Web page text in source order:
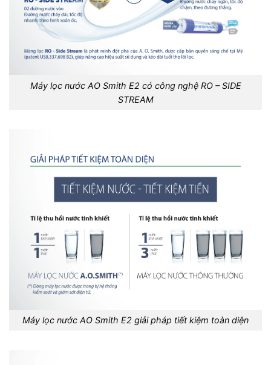
Máy lọc nước AO Smith E2 có công nghệ RO – SIDE
STREAM
Máy lọc nước AO Smith E2 giải pháp tiết kiệm toàn diện